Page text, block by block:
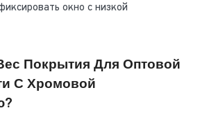
окно с низкой
Покрытия Для Оптовой
С Хромовой